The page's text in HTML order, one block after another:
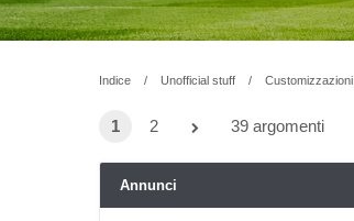
Indice Unofficial stuff Customizzazioni
1 2 39 argomenti
Annunci